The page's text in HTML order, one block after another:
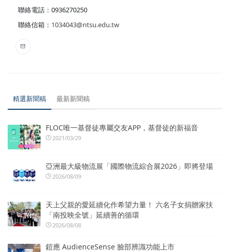
聯絡電話：0936270250
聯絡信箱： 1034043@ntsu.edu.tw
精選新聞稿 最新新聞稿
FLOC唯一基督徒專屬交友APP，基督徒的新福音
2021/03/29
亞洲最大級物流展「國際物流綜合展2026」即將登場
2026/08/09
天上父親的愛延續化作希望力量！ 六名子女捐贈家扶
「南投映全號」延續善的循環
2026/08/08
鎧應 AudienceSense 臉部辨識功能上市